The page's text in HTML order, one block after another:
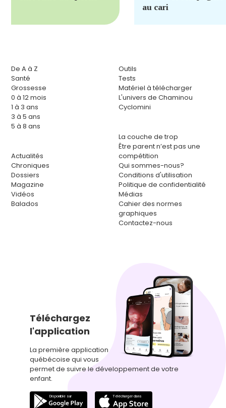
au cari
De A à Z
Santé
Grossesse
0 à 12 mois
1 à 3 ans
3 à 5 ans
5 à 8 ans
Actualités
Chroniques
Dossiers
Magazine
Vidéos
Balados
Outils
Tests
Matériel à télécharger
L'univers de Chaminou
Cyclomini
La couche de trop
Être parent n’est pas une
compétition
Qui sommes-nous?
Conditions d'utilisation
Politique de confidentialité
Médias
Cahier des normes
graphiques
Contactez-nous
Téléchargez
l'application
La première application
québécoise qui vous
permet de suivre le développement de votre
enfant.